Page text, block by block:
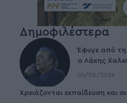
Δημοφιλέστερα
Έφυγε από τη
ο Λάκης
06/08/2026
Χρειάζονται εκπαίδευση και